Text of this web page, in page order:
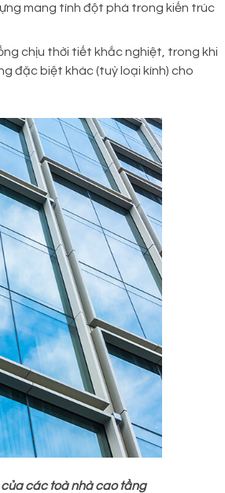
mang tính đột phá trong kiến trúc
chịu thời tiết khắc nghiệt, trong khi
đặc biệt khác (tuỳ loại kính) cho
các toà nhà cao tầng